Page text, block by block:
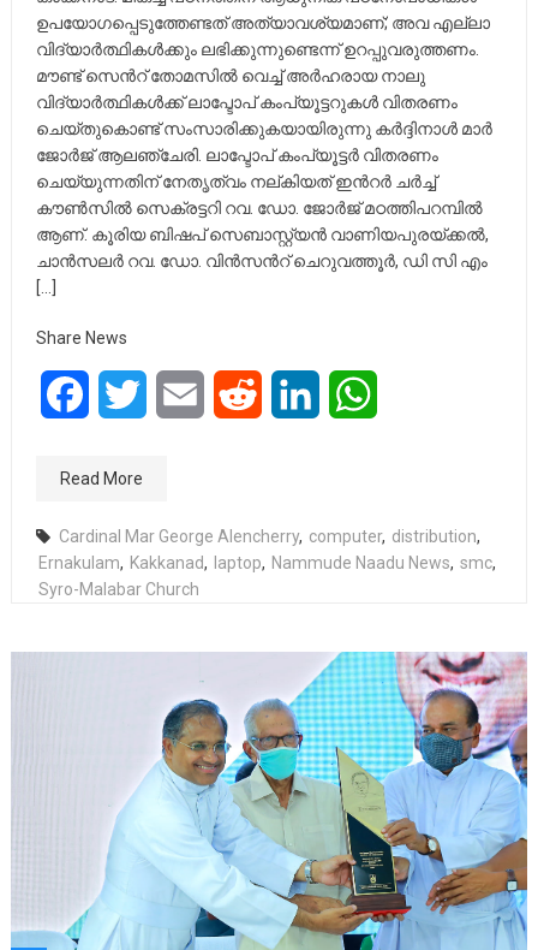
ഉപയോഗപ്പെടുത്തേണ്ടത് അത്യാവശ്യമാണ്; അവ എല്ലാ
വിദ്യാര്‍ത്ഥികള്‍ക്കും ലഭിക്കുന്നുണ്ടെന്ന് ഉറപ്പുവരുത്തണം.
മൗണ്ട് സെന്‍റ് തോമസില്‍ വെച്ച് അര്‍ഹരായ നാലു
വിദ്യാര്‍ത്ഥികള്‍ക്ക് ലാപ്ടോപ് കംപ്യൂട്ടറുകള്‍ വിതരണം
ചെയ്തുകൊണ്ട് സംസാരിക്കുകയായിരുന്നു കര്‍ദ്ദിനാള്‍ മാര്‍
ജോര്‍ജ് ആലഞ്ചേരി. ലാപ്ടോപ് കംപ്യൂട്ടര്‍ വിതരണം
ചെയ്യുന്നതിന് നേതൃത്വം നല്കിയത് ഇന്‍റര്‍ ചര്‍ച്ച്
കൗണ്‍സില്‍ സെക്രട്ടറി റവ. ഡോ. ജോര്‍ജ് മഠത്തിപറമ്പില്‍
ആണ്. കൂരിയ ബിഷപ് സെബാസ്റ്റ്യന്‍ വാണിയപുരയ്ക്കല്‍,
ചാന്‍സലര്‍ റവ. ഡോ. വിന്‍സന്‍റ് ചെറുവത്തൂര്‍, ഡി സി എം
[…]
Share News
FacebookTwitter Email Reddit LinkedIn
Read More
Cardinal Mar George Alencherry, computer, distribution,
Ernakulam, Kakkanad, laptop, Nammude Naadu News, smc,
Syro-Malabar Church